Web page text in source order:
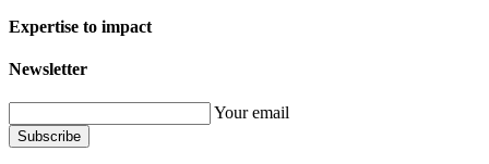
Expertise to impact
Newsletter
Your email
Subscribe